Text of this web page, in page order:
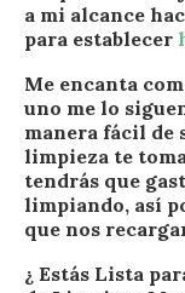
a mi alcance
para establecer
Me encanta
uno me lo
manera fácil de
limpieza te
tendrás que
limpiando, así
que nos
¿ Estás Lista